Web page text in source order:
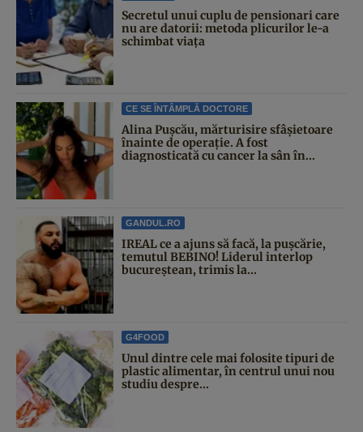
Secretul unui cuplu de pensionari care
nu are datorii: metoda plicurilor le-a
schimbat viața
CE SE ÎNTÂMPLĂ DOCTORE
Alina Pușcău, mărturisire sfâșietoare
înainte de operație. A fost
diagnosticată cu cancer la sân în...
GANDUL.RO
IREAL ce a ajuns să facă, la pușcărie,
temutul BEBINO! Liderul interlop
bucureștean, trimis la...
G4FOOD
Unul dintre cele mai folosite tipuri de
plastic alimentar, în centrul unui nou
studiu despre...